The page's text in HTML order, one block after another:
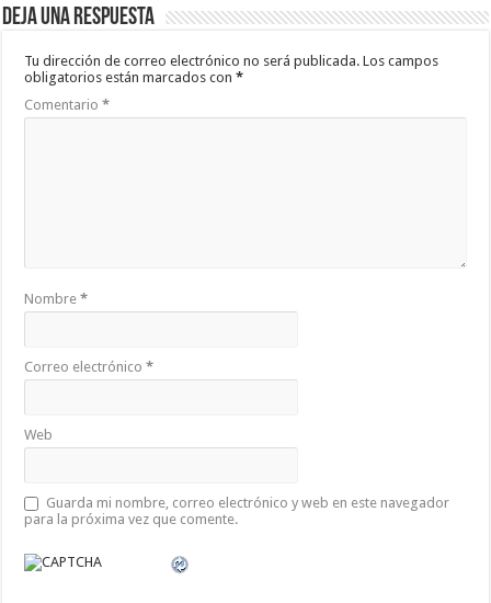
Deja una respuesta
Tu dirección de correo electrónico no será publicada. Los campos
obligatorios están marcados con*
Comentario*
Nombre*
Correo electrónico*
Web
Guarda mi nombre, correo electrónico y web en este navegador
para la próxima vez que comente.